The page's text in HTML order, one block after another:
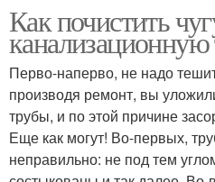
Как почистить
канализационную
Перво-наперво, не надо
производя ремонт, вы
трубы, и по этой причине
Еще как могут! Во-первых,
неправильно: не под тем